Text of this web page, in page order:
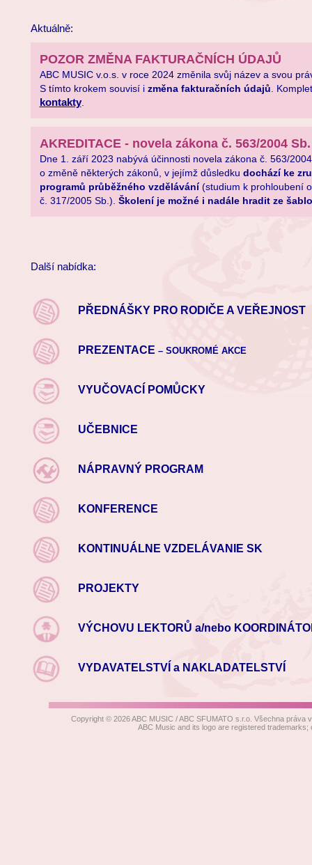
Aktuálně:
POZOR ZMĚNA FAKTURAČNÍCH ÚDAJŮ
ABC MUSIC v.o.s. v roce 2024 změnila svůj název a svou
S tímto krokem souvisí i změna fakturačních údajů .
kontakty.
AKREDITACE - novela zákona č. 563/2004 Sb.
Dne 1. září 2023 nabývá účinnosti novela zákona č. 563/
o změně některých zákonů, v jejímž důsledku dochází ke
programů průběžného vzdělávání(studium k prohloubení
č. 317/2005 Sb.). Školení je možné i nadále hradit ze
Další nabídka:
PŘEDNÁŠKY PRO RODIČE A VEŘEJNOST
PREZENTACE – SOUKROMÉ AKCE
VYUČOVACÍ POMŮCKY
UČEBNICE
NÁPRAVNÝ PROGRAM
KONFERENCE
KONTINUÁLNE VZDELÁVANIE SK
PROJEKTY
VÝCHOVU LEKTORŮ a/nebo
VYDAVATELSTVÍ a NAKLADATELSTVÍ
Copyright © 2026 ABC MUSIC / ABC SFUMATO s.r.o. Všechna práva
ABC Music and its logo are registered